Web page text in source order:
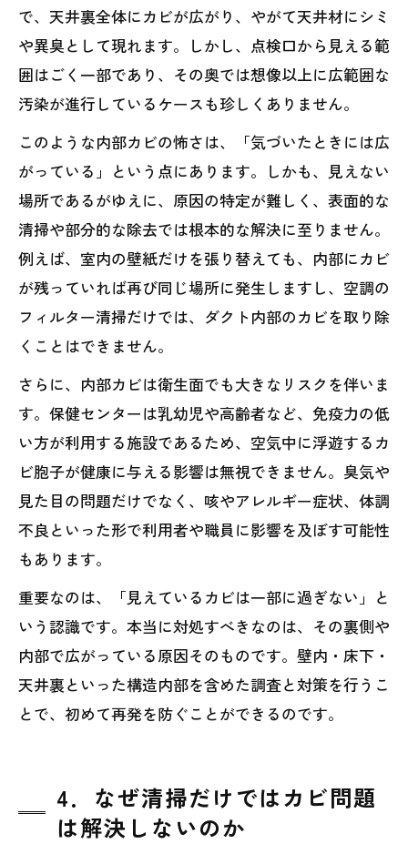
で、天井裏全体にカビが広がり、やがて天井材にシミ
や異臭として現れます。しかし、点検口から見える範
囲はごく一部であり、その奥では想像以上に広範囲な
汚染が進行しているケースも珍しくありません。
このような内部カビの怖さは、「気づいたときには広
がっている」という点にあります。しかも、見えない
場所であるがゆえに、原因の特定が難しく、表面的な
清掃や部分的な除去では根本的な解決に至りません。
例えば、室内の壁紙だけを張り替えても、内部にカビ
が残っていれば再び同じ場所に発生しますし、空調の
フィルター清掃だけでは、ダクト内部のカビを取り除
くことはできません。
さらに、内部カビは衛生面でも大きなリスクを伴いま
す。保健センターは乳幼児や高齢者など、免疫力の低
い方が利用する施設であるため、空気中に浮遊するカ
ビ胞子が健康に与える影響は無視できません。臭気や
見た目の問題だけでなく、咳やアレルギー症状、体調
不良といった形で利用者や職員に影響を及ぼす可能性
もあります。
重要なのは、「見えているカビは一部に過ぎない」と
いう認識です。本当に対処すべきなのは、その裏側や
内部で広がっている原因そのものです。壁内・床下・
天井裏といった構造内部を含めた調査と対策を行うこ
とで、初めて再発を防ぐことができるのです。
4．なぜ清掃だけではカビ問題
は解決しないのか